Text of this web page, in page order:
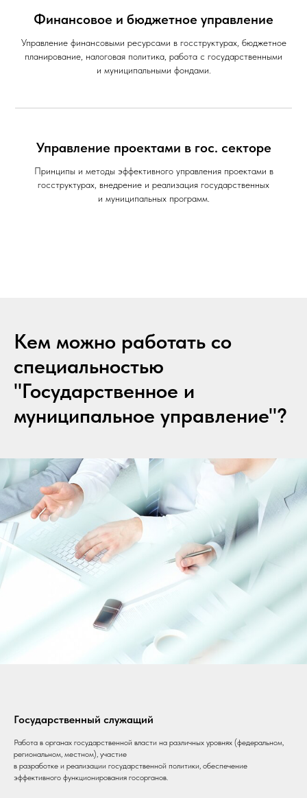
Финансовое и бюджетное управление
Управление финансовыми ресурсами в госструктурах, бюджетное
планирование, налоговая политика, работа с государственными
и муниципальными фондами.
Управление проектами в гос. секторе
Принципы и методы эффективного управления проектами в
госструктурах, внедрение и реализация государственных
и муниципальных программ.
Кем можно работать со
специальностью
"Государственное и
муниципальное управление"?
Государственный служащий
Работа в органах государственной власти на различных уровнях (федеральном,
региональном, местном), участие
в разработке и реализации государственной политики, обеспечение
эффективного функционирования госорганов.